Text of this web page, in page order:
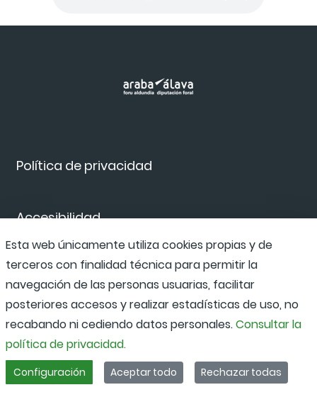
Política de privacidad
Accesibilidad
Canal de denuncias
Esta web únicamente utiliza cookies propias y de
terceros con finalidad técnica para permitir la
navegación de las personas usuarias, facilitar
posteriores accesos y realizar estadísticas de uso, no
recabando ni cediendo datos personales.Consultar la
política de privacidad.
Configuración Aceptar todo Rechazar todas